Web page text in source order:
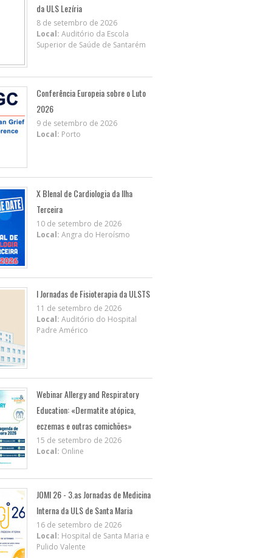
da ULS Lezíria
8 de setembro de 2026
Local: Auditório da Escola
Superior de Saúde de Santarém
Conferência Europeia sobre o Luto
2026
9 de setembro de 2026
Local: Porto
X BIenal de Cardiologia da Ilha
Terceira
10 de setembro de 2026
Local: Angra do Heroísmo
I Jornadas de Fisioterapia da ULSTS
11 de setembro de 2026
Local: Auditório do Hospital
Padre Américo
Webinar Allergy and Respiratory
Education: «Dermatite atópica,
eczemas e outras comichões»
15 de setembro de 2026
Local: Online
JOMI 26 - 3.as Jornadas de Medicina
Interna da ULS de Santa Maria
16 de setembro de 2026
Local: Hospital de Santa Maria e
Pulido Valente